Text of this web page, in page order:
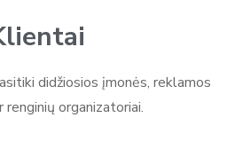
didžiosios įmonės, reklamos
renginių organizatoriai.